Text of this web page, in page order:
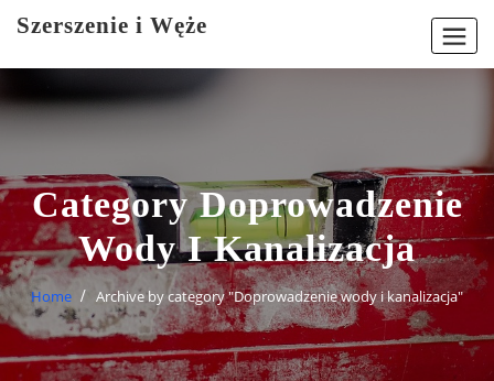
Szerszenie i Węże
Category Doprowadzenie
Wody I Kanalizacja
Home Archive by category "Doprowadzenie wody i kanalizacja"